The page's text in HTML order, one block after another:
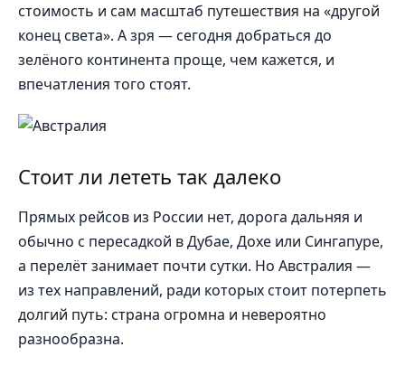
стоимость и сам масштаб путешествия на «другой
конец света». А зря — сегодня добраться до
зелёного континента проще, чем кажется, и
впечатления того стоят.
Стоит ли лететь так далеко
Прямых рейсов из России нет, дорога дальняя и
обычно с пересадкой в Дубае, Дохе или Сингапуре,
а перелёт занимает почти сутки. Но Австралия —
из тех направлений, ради которых стоит потерпеть
долгий путь: страна огромна и невероятно
разнообразна.